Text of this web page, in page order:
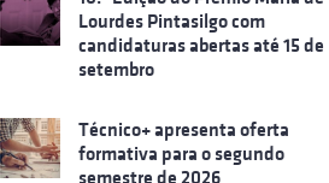
Lourdes Pintasilgo com
candidaturas abertas até 15 de
setembro
Técnico+ apresenta oferta
formativa para o segundo
semestre de 2026